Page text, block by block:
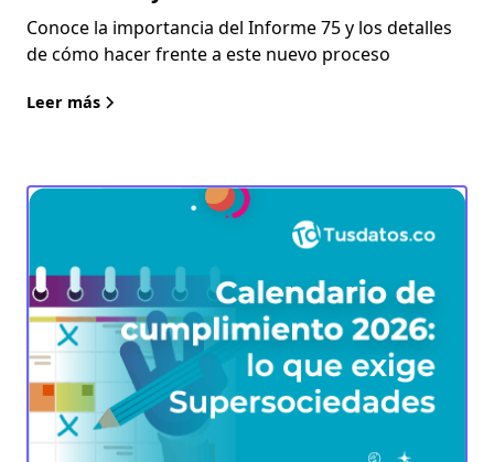
Conoce la importancia del Informe 75 y los detalles
de cómo hacer frente a este nuevo proceso
Leer más